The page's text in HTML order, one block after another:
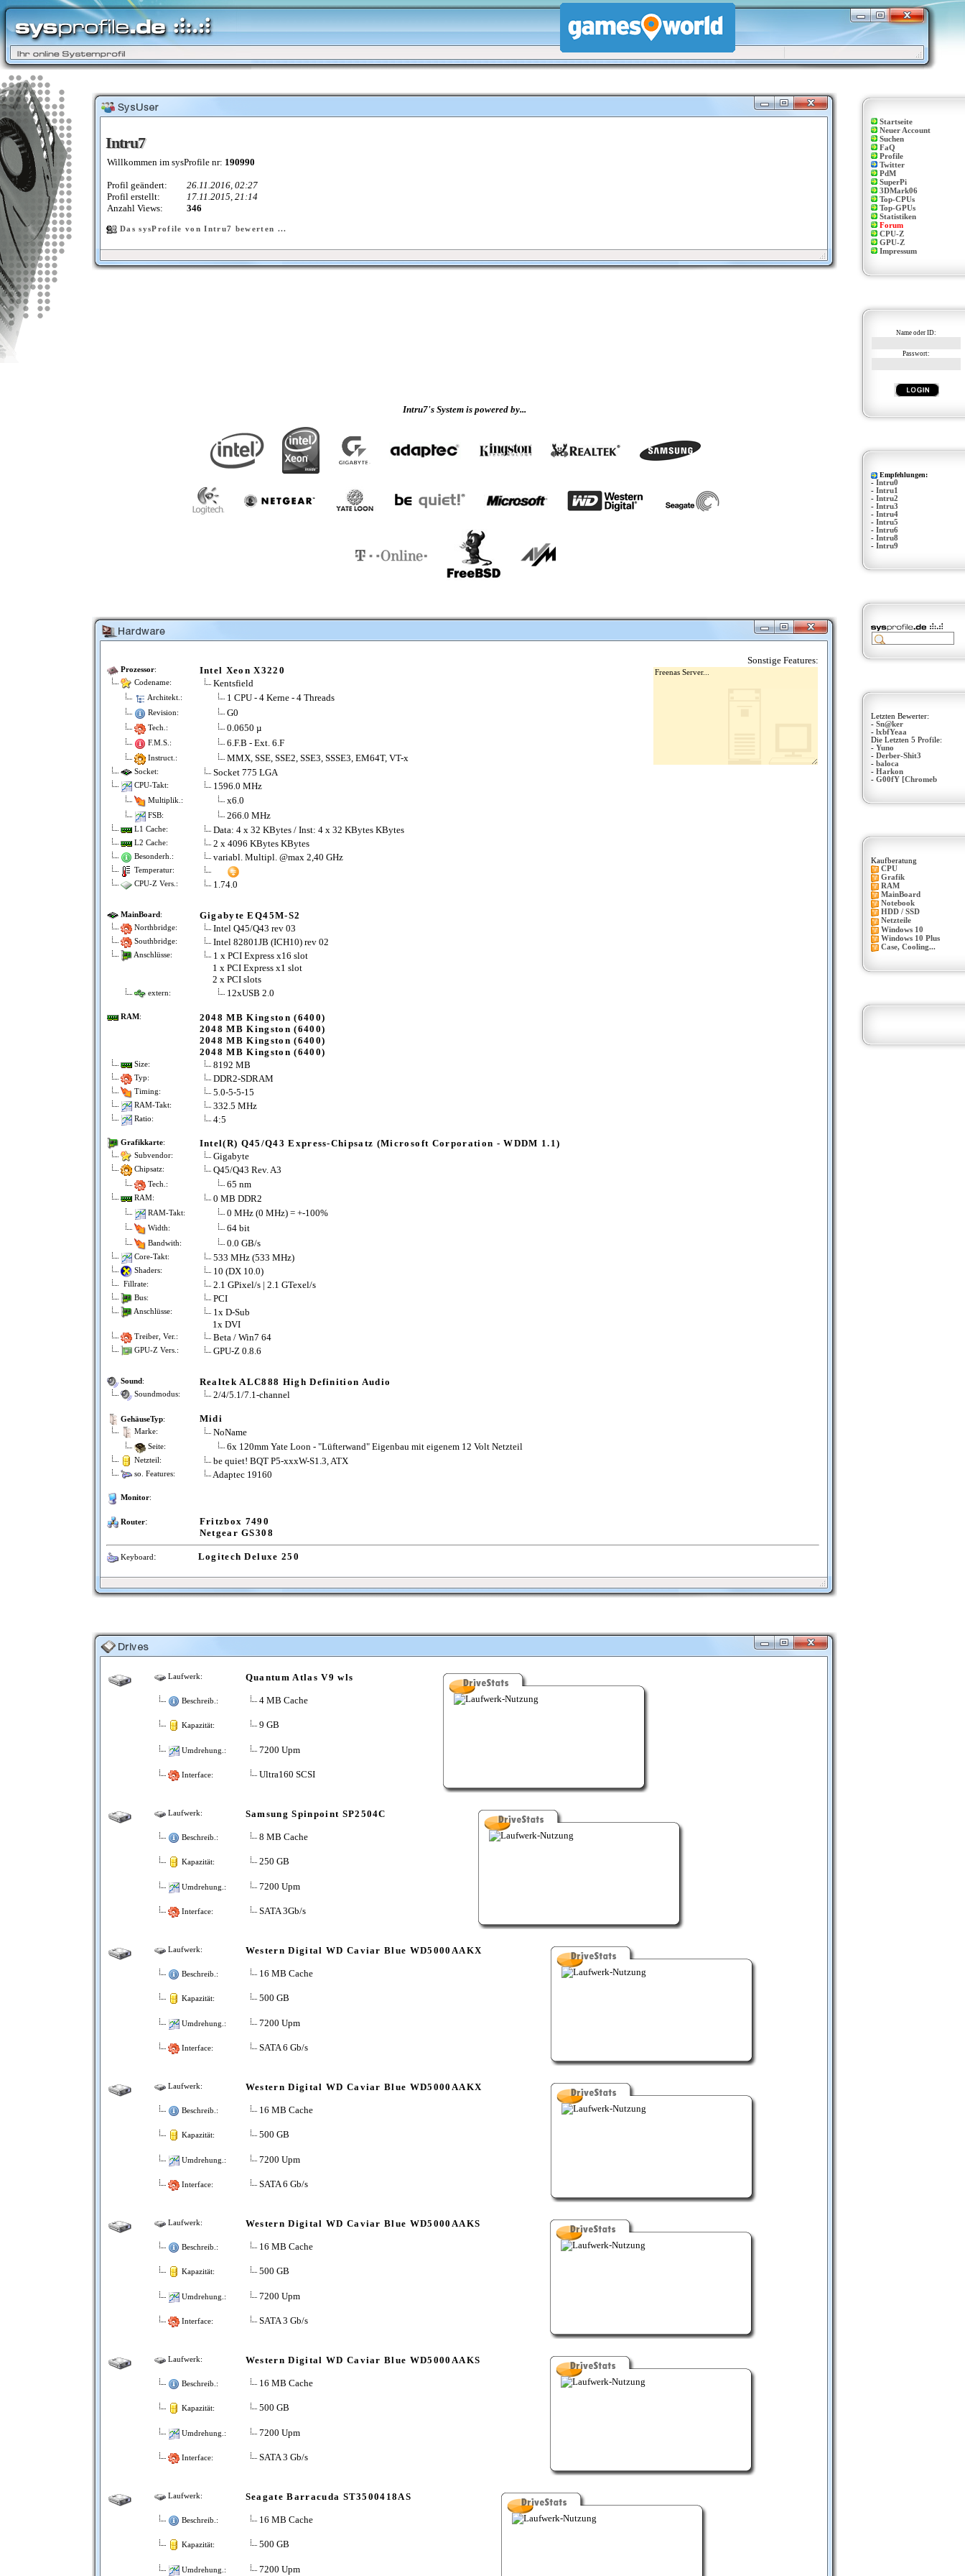
Intru7
Intru7
Willkommen im sysProfile nr: 190990
Profil geändert:
26.11.2016, 02:27
Profil erstellt:
17.11.2015, 21:14
Anzahl Views:
346
Das sysProfile von Intru7 bewerten ...
Intru7's System is powered by...
Prozessor: Intel Xeon X3220
Sonstige Features:
Codename: Kentsfield
Architekt.: 1 CPU - 4 Kerne - 4 Threads
Revision: G0
Tech.: 0.0650 µ
F.M.S.: 6.F.B - Ext. 6.F
Instruct.: MMX, SSE, SSE2, SSE3, SSSE3, EM64T, VT-x
Socket: Socket 775 LGA
CPU-Takt: 1596.0 MHz
Multiplik.: x6.0
FSB: 266.0 MHz
L1 Cache: Data: 4 x 32 KBytes / Inst: 4 x 32 KBytes KBytes
L2 Cache: 2 x 4096 KBytes KBytes
Besonderh.: variabl. Multipl. @max 2,40 GHz
Temperatur:
CPU-Z Vers.:
1.74.0
MainBoard: Gigabyte EQ45M-S2
Northbridge: Intel Q45/Q43 rev 03
Southbridge: Intel 82801JB (ICH10) rev 02
Anschlüsse:
1 x PCI Express x16 slot
1 x PCI Express x1 slot
2 x PCI slots
extern: 12xUSB 2.0
RAM:
2048 MB Kingston (6400)
2048 MB Kingston (6400)
2048 MB Kingston (6400)
2048 MB Kingston (6400)
Size: 8192 MB
Typ: DDR2-SDRAM
Timing: 5.0-5-5-15
RAM-Takt: 332.5 MHz
Ratio: 4:5
Grafikkarte: Intel(R) Q45/Q43 Express-Chipsatz (Microsoft Corporation - WDDM 1.1)
Subvendor: Gigabyte
Chipsatz: Q45/Q43 Rev. A3
Tech.: 65 nm
RAM: 0 MB DDR2
RAM-Takt: 0 MHz (0 MHz) = +-100%
Width: 64 bit
Bandwith: 0.0 GB/s
Core-Takt: 533 MHz (533 MHz)
Shaders: 10 (DX 10.0)
Fillrate: 2.1 GPixel/s | 2.1 GTexel/s
Bus: PCI
Anschlüsse:
1x D-Sub
1x DVI
Treiber, Ver.: Beta / Win7 64
GPU-Z Vers.: GPU-Z 0.8.6
Sound: Realtek ALC888 High Definition Audio
Soundmodus: 2/4/5.1/7.1-channel
GehäuseTyp: Midi
Marke: NoName
Seite: 6x 120mm Yate Loon - "Lüfterwand" Eigenbau mit eigenem 12 Volt Netzteil
Netzteil: be quiet! BQT P5-xxxW-S1.3, ATX
so. Features: Adaptec 19160
Monitor:
Router:
Fritzbox 7490
Netgear GS308
Keyboard: Logitech Deluxe 250
Laufwerk: Quantum Atlas V9 wls
Beschreib.: 4 MB Cache
Kapazität: 9 GB
Umdrehung.: 7200 Upm
Interface: Ultra160 SCSI
Laufwerk: Samsung Spinpoint SP2504C
Beschreib.: 8 MB Cache
Kapazität: 250 GB
Umdrehung.: 7200 Upm
Interface: SATA 3Gb/s
Laufwerk: Western Digital WD Caviar Blue WD5000AAKX
Beschreib.: 16 MB Cache
Kapazität: 500 GB
Umdrehung.: 7200 Upm
Interface: SATA 6 Gb/s
Laufwerk: Western Digital WD Caviar Blue WD5000AAKX
Beschreib.: 16 MB Cache
Kapazität: 500 GB
Umdrehung.: 7200 Upm
Interface: SATA 6 Gb/s
Laufwerk: Western Digital WD Caviar Blue WD5000AAKS
Beschreib.: 16 MB Cache
Kapazität: 500 GB
Umdrehung.: 7200 Upm
Interface: SATA 3 Gb/s
Laufwerk: Western Digital WD Caviar Blue WD5000AAKS
Beschreib.: 16 MB Cache
Kapazität: 500 GB
Umdrehung.: 7200 Upm
Interface: SATA 3 Gb/s
Laufwerk: Seagate Barracuda ST3500418AS
Beschreib.: 16 MB Cache
Kapazität: 500 GB
Umdrehung.: 7200 Upm
Startseite
Neuer Account
Suchen
FaQ
Profile
Twitter
PdM
SuperPi
3DMark06
Top-CPUs
Top-GPUs
Statistiken
Forum
CPU-Z
GPU-Z
Impressum
Name oder ID:
Passwort:
Empfehlungen:
- Intru0
- Intru1
- Intru2
- Intru3
- Intru4
- Intru5
- Intru6
- Intru8
- Intru9
Letzten Bewerter:
- Sn@ker
- lxbfYeaa
Die Letzten 5 Profile:
- Yuno
- Derber-Shit3
- baloca
- Harkon
- G00fY [Chromeb
Kaufberatung
CPU
Grafik
RAM
MainBoard
Notebook
HDD / SSD
Netzteile
Windows 10
Windows 10 Plus
Case, Cooling...